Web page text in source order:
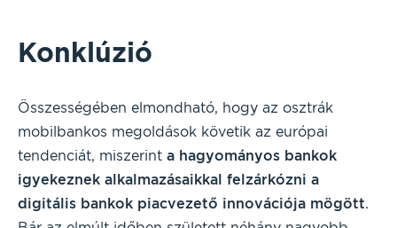
Konklúzió
Összességében elmondható, hogy az osztrák
mobilbankos megoldások követik az európai
tendenciát, miszerint a hagyományos bankok
igyekeznek alkalmazásaikkal felzárkózni a
digitális bankok piacvezető innovációja mögött.